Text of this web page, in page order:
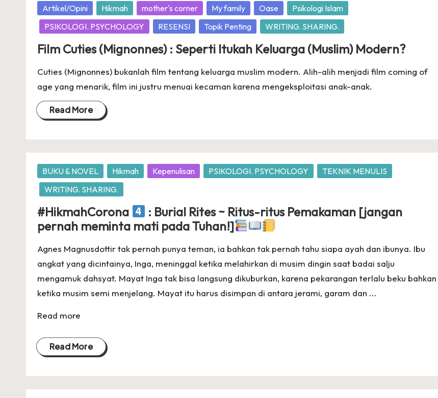
Posted
in
Artikel/Opini Hikmah mother's corner My family Oase
Psikologi Islam
PSIKOLOGI. PSYCHOLOGY
RESENSI Topik Penting WRITING. SHARING.
Film Cuties (Mignonnes) : Seperti Itukah Keluarga (Muslim) Modern?
Cuties (Mignonnes) bukanlah film tentang keluarga muslim modern. Alih-alih menjadi film coming of
age yang menarik, film ini justru menuai kecaman karena mengeksploitasi anak-anak.
Read More
Posted
in
BUKU & NOVEL Hikmah Kepenulisan PSIKOLOGI. PSYCHOLOGY
TEKNIK MENULIS
WRITING. SHARING.
#HikmahCorona
: Burial Rites ~ Ritus-ritus Pemakaman [jangan
pernah meminta mati pada Tuhan!]
Agnes Magnusdottir tak pernah punya teman, ia bahkan tak pernah tahu siapa ayah dan ibunya. Ibu
angkat yang dicintainya, Inga, meninggal ketika melahirkan di musim dingin saat badai salju
mengamuk dahsyat. Mayat Inga tak bisa langsung dikuburkan, karena pekarangan terlalu beku bahkan
ketika musim semi menjelang. Mayat itu harus disimpan di antara jerami, garam dan ...
Read more
Read More